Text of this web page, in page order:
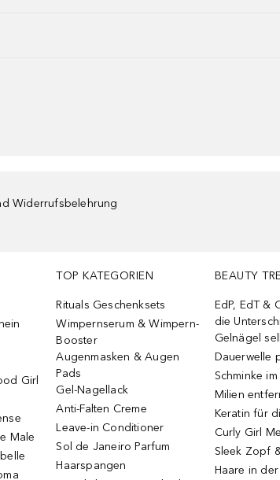
Widerrufsbelehrung
Girl
Male
TOP KATEGORIEN
Rituals Geschenksets
Wimpernserum & Wimpern-
Booster
Augenmasken & Augen
Pads
Gel-Nagellack
Anti-Falten Creme
Leave-in Conditioner
Sol de Janeiro Parfum
Haarspangen
BEAUTY
EdP, EdT &
die
Gelnägel
Dauerwelle
Schminke
Milien
Keratin für
Curly Girl
Sleek Zopf
Haare in der